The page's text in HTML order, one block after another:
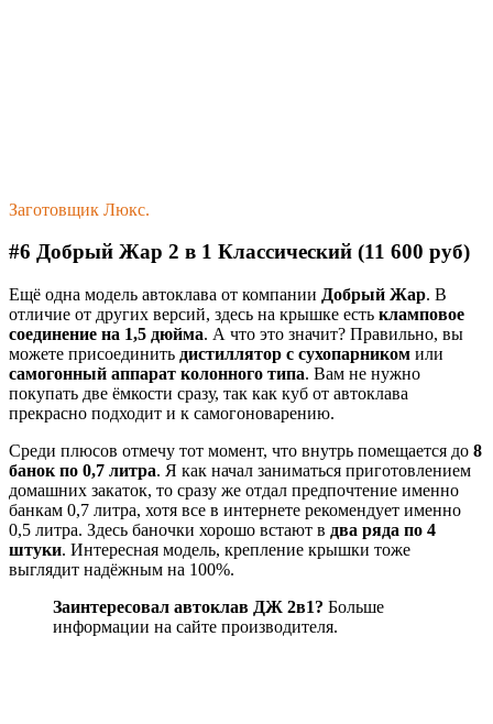
Заготовщик Люкс.
#6 Добрый Жар 2 в 1 Классический (11 600 руб)
Ещё одна модель автоклава от компании Добрый Жар. В
отличие от других версий, здесь на крышке есть кламповое
соединение на 1,5 дюйма. А что это значит? Правильно, вы
можете присоединить дистиллятор с сухопарником или
самогонный аппарат колонного типа. Вам не нужно
покупать две ёмкости сразу, так как куб от автоклава
прекрасно подходит и к самогоноварению.
Среди плюсов отмечу тот момент, что внутрь помещается до 8
банок по 0,7 литра. Я как начал заниматься приготовлением
домашних закаток, то сразу же отдал предпочтение именно
банкам 0,7 литра, хотя все в интернете рекомендует именно
0,5 литра. Здесь баночки хорошо встают в два ряда по 4
штуки. Интересная модель, крепление крышки тоже
выглядит надёжным на 100%.
Заинтересовал автоклав ДЖ 2в1? Больше
информации на сайте производителя.